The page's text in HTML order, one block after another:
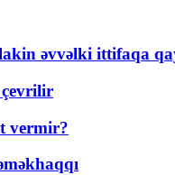
əvvəlki ittifaqa
çevrilir
vermir?